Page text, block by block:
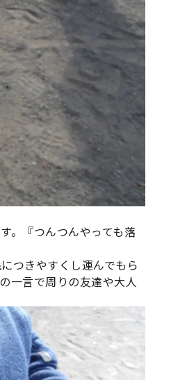
。『つんつんやっても落
つきやすくし運んでもら
一言で周りの友達や大人